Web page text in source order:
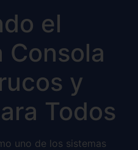
el
Consola
y
Todos
uno de los sistemas